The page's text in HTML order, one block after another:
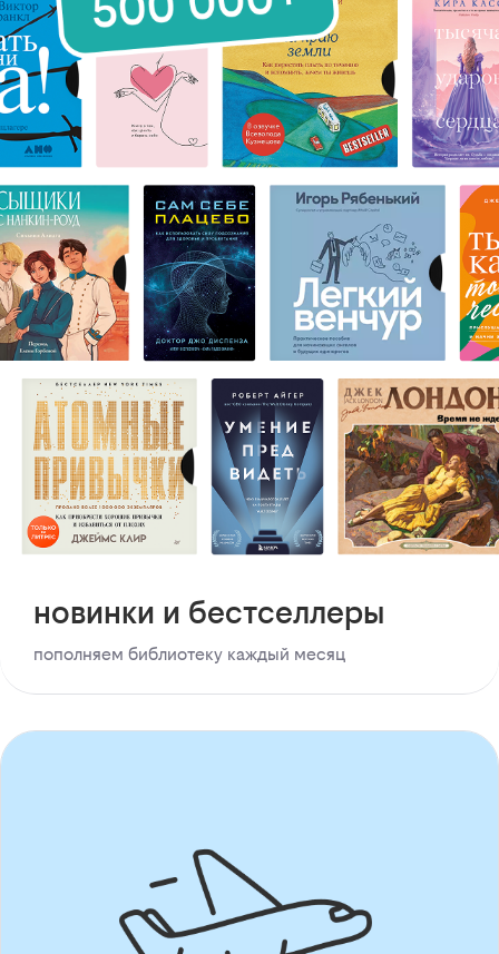
новинки и бестселлеры
пополняем библиотеку каждый месяц